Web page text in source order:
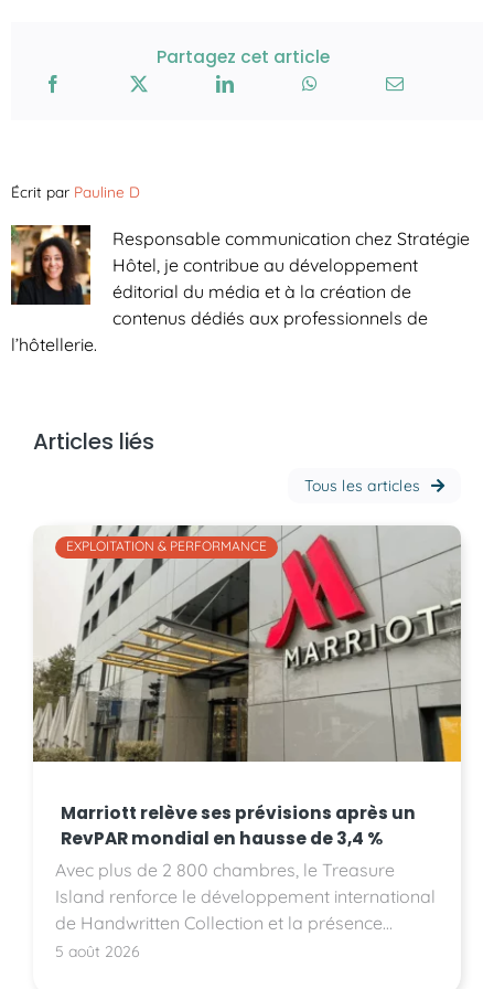
Partagez cet article
Écrit par Pauline D
Responsable communication chez Stratégie
Hôtel, je contribue au développement
éditorial du média et à la création de
contenus dédiés aux professionnels de
l’hôtellerie.
Articles liés
Tous les articles
EXPLOITATION & PERFORMANCE
Marriott relève ses prévisions après un
RevPAR mondial en hausse de 3,4 %
Avec plus de 2 800 chambres, le Treasure
Island renforce le développement international
de Handwritten Collection et la présence
d'Accor sur le marché américain.
5 août 2026